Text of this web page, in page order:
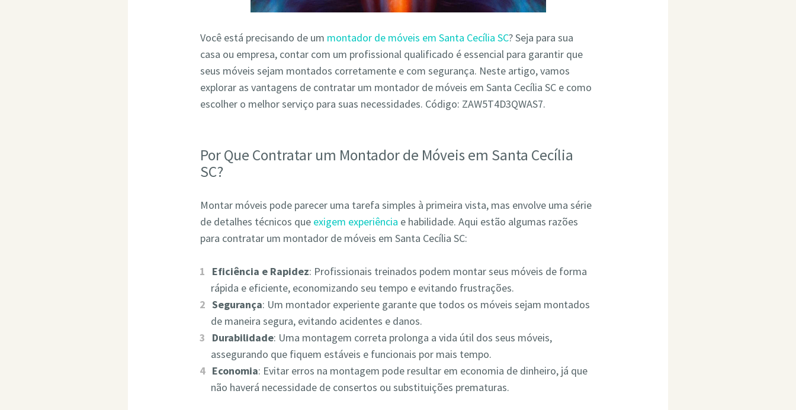
Você está precisando de um montador de móveis em Santa Cecília SC? Seja para sua
casa ou empresa, contar com um profissional qualificado é essencial para garantir que
seus móveis sejam montados corretamente e com segurança. Neste artigo, vamos
explorar as vantagens de contratar um montador de móveis em Santa Cecília SC e como
escolher o melhor serviço para suas necessidades. Código: ZAW5T4D3QWAS7.
Por Que Contratar um Montador de Móveis em Santa Cecília
SC?
Montar móveis pode parecer uma tarefa simples à primeira vista, mas envolve uma série
de detalhes técnicos que exigem experiência e habilidade. Aqui estão algumas razões
para contratar um montador de móveis em Santa Cecília SC:
Eficiência e Rapidez: Profissionais treinados podem montar seus móveis de forma
rápida e eficiente, economizando seu tempo e evitando frustrações.
Segurança: Um montador experiente garante que todos os móveis sejam montados
de maneira segura, evitando acidentes e danos.
Durabilidade: Uma montagem correta prolonga a vida útil dos seus móveis,
assegurando que fiquem estáveis e funcionais por mais tempo.
Economia: Evitar erros na montagem pode resultar em economia de dinheiro, já que
não haverá necessidade de consertos ou substituições prematuras.